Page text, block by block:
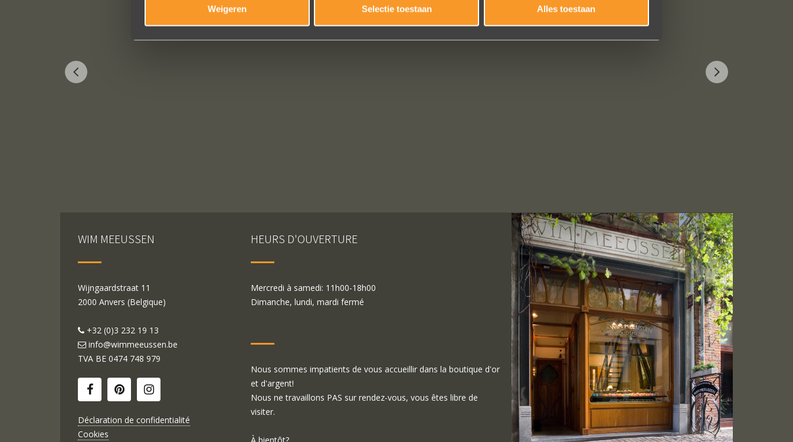
Weigeren Selectie toestaan Alles toestaan
WIM MEEUSSEN
Wijngaardstraat 11
2000 Anvers (Belgique)
+32 (0)3 232 19 13
info@wimmeeussen.be
TVA BE 0474 748 979
Déclaration de confidentialité
Cookies
HEURS D'OUVERTURE
Mercredi à samedi: 11h00-18h00
Dimanche, lundi, mardi fermé
Nous sommes impatients de vous accueillir dans la boutique d'or
et d'argent!
Nous ne travaillons PAS sur rendez-vous, vous êtes libre de
visiter.